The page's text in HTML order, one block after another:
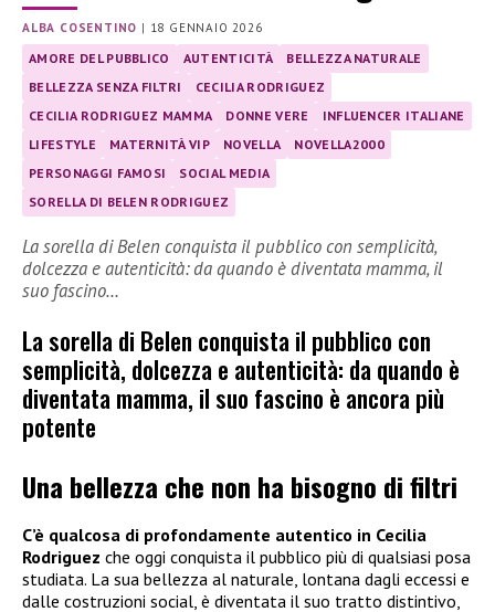
ALBA COSENTINO | 18 GENNAIO 2026
AMORE DEL PUBBLICO AUTENTICITÀ
BELLEZZA NATURALE
BELLEZZA SENZA FILTRI
CECILIA RODRIGUEZ
CECILIA RODRIGUEZ MAMMA
DONNE VERE
INFLUENCER ITALIANE
LIFESTYLE
MATERNITÀ VIP NOVELLA
NOVELLA2000
PERSONAGGI FAMOSI
SOCIAL MEDIA
SORELLA DI BELEN RODRIGUEZ
La sorella di Belen conquista il pubblico con semplicità,
dolcezza e autenticità: da quando è diventata mamma, il
suo fascino…
La sorella di Belen conquista il pubblico con
semplicità, dolcezza e autenticità: da quando è
diventata mamma, il suo fascino è ancora più
potente
Una bellezza che non ha bisogno di filtri
C’è qualcosa di profondamente autentico in Cecilia
Rodriguez che oggi conquista il pubblico più di qualsiasi posa
studiata. La sua bellezza al naturale, lontana dagli eccessi e
dalle costruzioni social, è diventata il suo tratto distintivo,